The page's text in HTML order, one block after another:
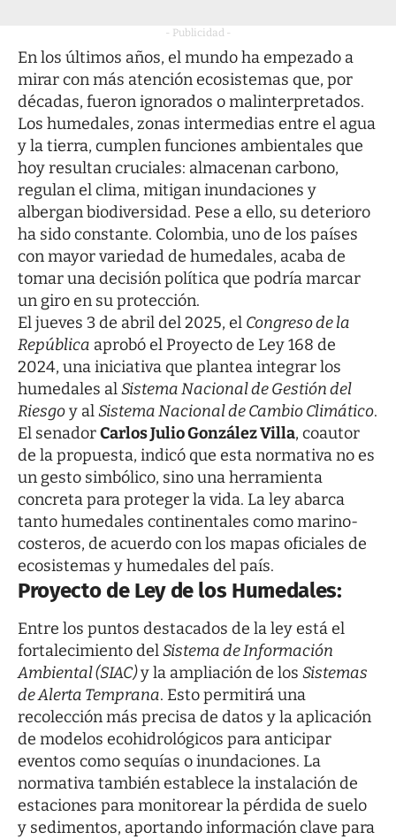
- Publicidad -
En los últimos años, el mundo ha empezado a
mirar con más atención ecosistemas que, por
décadas, fueron ignorados o malinterpretados.
Los humedales, zonas intermedias entre el agua
y la tierra, cumplen funciones ambientales que
hoy resultan cruciales: almacenan carbono,
regulan el clima, mitigan inundaciones y
albergan biodiversidad. Pese a ello, su deterioro
ha sido constante. Colombia, uno de los países
con mayor variedad de humedales, acaba de
tomar una decisión política que podría marcar
un giro en su protección.
El jueves 3 de abril del 2025, el Congreso de la
República aprobó el Proyecto de Ley 168 de
2024, una iniciativa que plantea integrar los
humedales alSistema Nacional de Gestión del
Riesgoy alSistema Nacional de Cambio Climático.
El senadorCarlos Julio González Villa, coautor
de la propuesta, indicó que esta normativa no es
un gesto simbólico, sino una herramienta
concreta para proteger la vida. La ley abarca
tanto humedales continentales como marino-
costeros, de acuerdo con los mapas oficiales de
ecosistemas y humedales del país.
Proyecto de Ley de los Humedales:
Entre los puntos destacados de la ley está el
fortalecimiento delSistema de Información
Ambiental (SIAC)y la ampliación de los Sistemas
de Alerta Temprana. Esto permitirá una
recolección más precisa de datos y la aplicación
de modelos ecohidrológicos para anticipar
eventos como sequías o inundaciones. La
normativa también establece la instalación de
estaciones para monitorear la pérdida de suelo
y sedimentos, aportando información clave para